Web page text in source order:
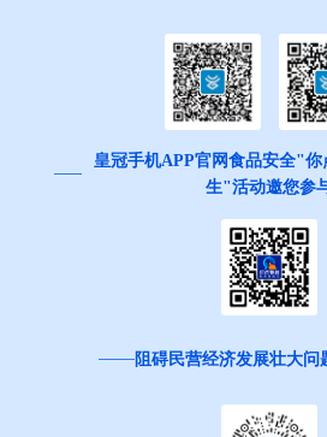
皇冠手机APP官网食品安全"你
生"活动邀您参
阻碍民营经济发展壮大问